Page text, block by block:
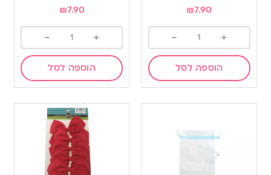
₪7.90
+
-
הוספה לסל
₪7.90
+
-
הוספה לסל